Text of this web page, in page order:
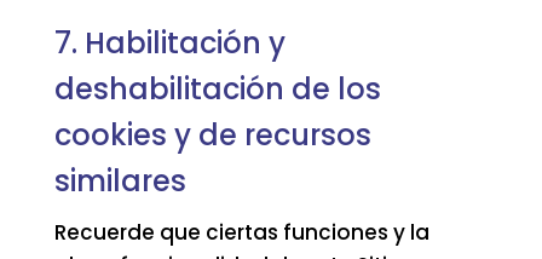
7. Habilitación y
deshabilitación de los
cookies y de recursos
similares
Recuerde que ciertas funciones y la